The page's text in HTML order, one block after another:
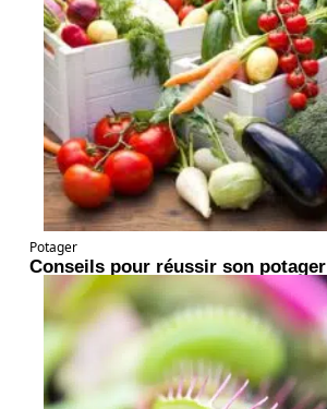
Potager
Conseils pour réussir son potager